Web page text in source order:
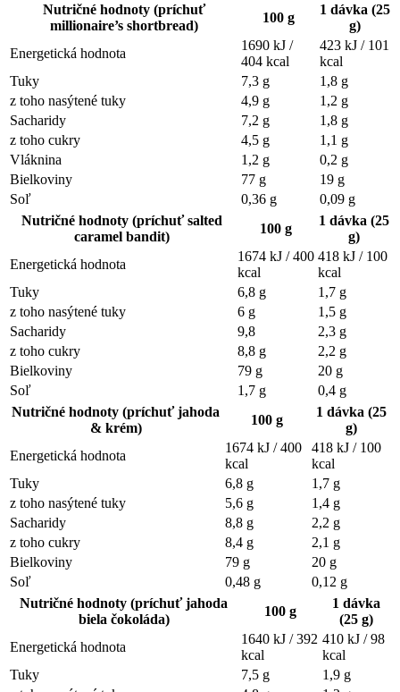
Nutričné hodnoty (príchuť
millionaire’s shortbread)
100 g
1 dávka (25
g)
Energetická hodnota
1690 kJ /
404 kcal
423 kJ / 101
kcal
Tuky
7,3 g
1,8 g
z toho nasýtené tuky
4,9 g
1,2 g
Sacharidy
7,2 g
1,8 g
z toho cukry
4,5 g
1,1 g
Vláknina
1,2 g
0,2 g
Bielkoviny
77 g
19 g
Soľ
0,36 g
0,09 g
Nutričné hodnoty (príchuť salted
caramel bandit)
100 g
1 dávka (25
g)
Energetická hodnota
1674 kJ / 400
kcal
418 kJ / 100
kcal
Tuky
6,8 g
1,7 g
z toho nasýtené tuky
6 g
1,5 g
Sacharidy
9,8
2,3 g
z toho cukry
8,8 g
2,2 g
Bielkoviny
79 g
20 g
Soľ
1,7 g
0,4 g
Nutričné hodnoty (príchuť jahoda
& krém)
100 g
1 dávka (25
g)
Energetická hodnota
1674 kJ / 400
kcal
418 kJ / 100
kcal
Tuky
6,8 g
1,7 g
z toho nasýtené tuky
5,6 g
1,4 g
Sacharidy
8,8 g
2,2 g
z toho cukry
8,4 g
2,1 g
Bielkoviny
79 g
20 g
Soľ
0,48 g
0,12 g
Nutričné hodnoty (príchuť jahoda
biela čokoláda)
100 g
1 dávka
(25 g)
Energetická hodnota
1640 kJ / 392
kcal
410 kJ / 98
kcal
Tuky
7,5 g
1,9 g